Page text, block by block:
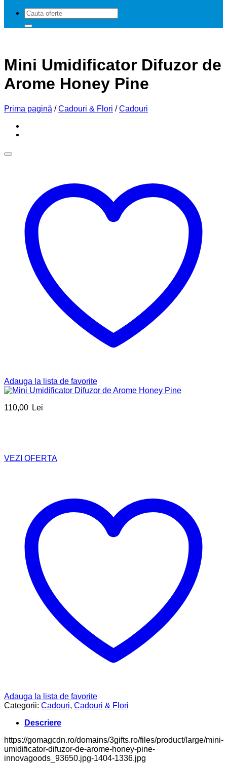
Caută
după:
Mini Umidificator Difuzor de
Arome Honey Pine
Prima pagină / Cadouri & Flori / Cadouri
Adauga la lista de favorite
110,00 Lei
VEZI OFERTA
Adauga la lista de favorite
Categorii: Cadouri, Cadouri & Flori
Descriere
https://gomagcdn.ro/domains/3gifts.ro/files/product/large/mini-
umidificator-difuzor-de-arome-honey-pine-
innovagoods_93650.jpg-1404-1336.jpg